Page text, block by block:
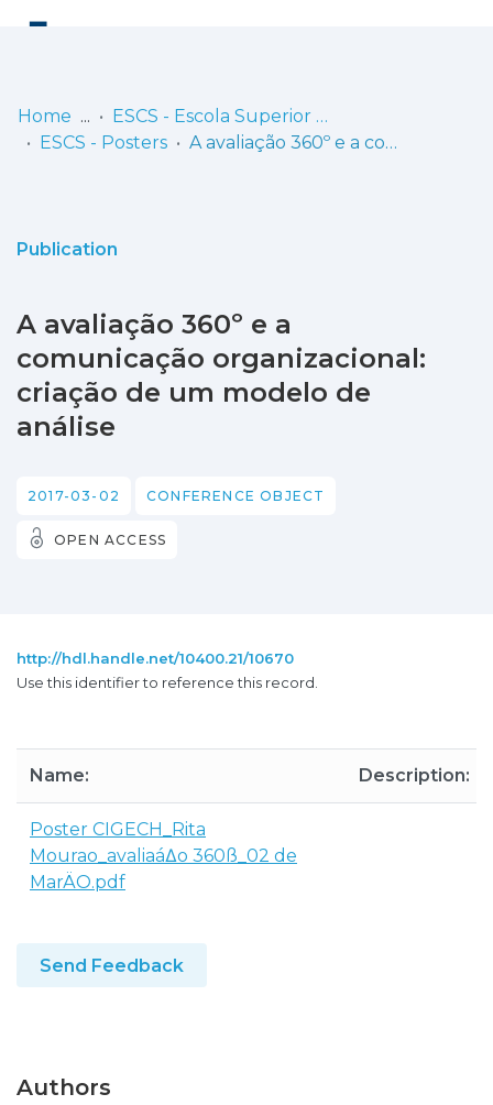
Statistics
Home
ESCS - Escola Superior de Comunicação Social
ESCS - Posters
A avaliação 360º e a comunicação organizacional: criação de um modelo de análise
Publication
A avaliação 360º e a
comunicação organizacional:
criação de um modelo de
análise
2017-03-02 CONFERENCE OBJECT
OPEN ACCESS
http://hdl.handle.net/10400.21/10670
Use this identifier to reference this record.
Name: Description:
Poster CIGECH_Rita
Mourao_avaliaá∆o 360ß_02 de
MarÄO.pdf
Send Feedback
Authors